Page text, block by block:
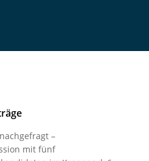
–
mit fünf